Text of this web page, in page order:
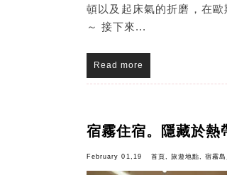
頓以及起床氣的折磨，在
～ 接下來...
Read more
宿霧住宿。隱藏於熱
February 01,19 首頁 旅遊地點 ,宿霧